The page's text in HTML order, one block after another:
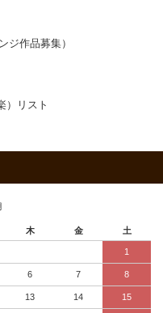
ジ作品募集）
）リスト
木 金 土
1
6 7 8
13 14 15